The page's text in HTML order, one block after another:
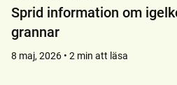
Sprid information om
grannar
8 maj, 2026 • 2 min att läsa